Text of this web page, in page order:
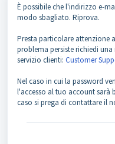
È possibile che l'indirizzo e-
modo sbagliato. Riprova.
Presta particolare attenzione
problema persiste richiedi
servizio clienti: Customer
Nel caso in cui la password
l'accesso al tuo account sarà
caso si prega di contattare il